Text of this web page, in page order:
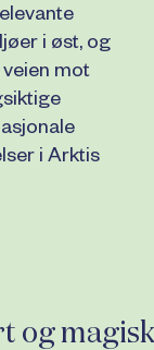
i øst, og
veien mot
i Arktis
og